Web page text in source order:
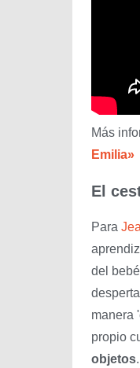
Más
Emilia»
El
Para
del
manera
propio
objetos